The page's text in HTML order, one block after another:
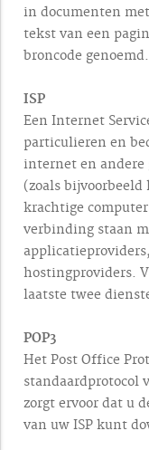
in documenten
tekst van een
broncode genoemd.
ISP
Een Internet
particulieren en
internet en andere
(zoals bijvoorbeeld
krachtige
verbinding staan
hostingproviders.
laatste twee
POP3
Het Post Office
standaardprotocol
zorgt ervoor dat u
van uw ISP kunt